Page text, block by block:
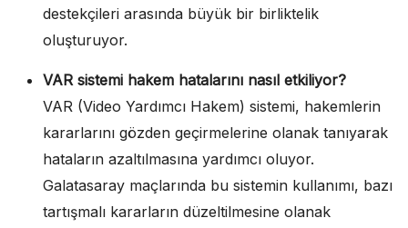
destekçileri arasında büyük bir birliktelik
oluşturuyor.
VAR sistemi hakem hatalarını nasıl etkiliyor?
VAR (Video Yardımcı Hakem) sistemi, hakemlerin
kararlarını gözden geçirmelerine olanak tanıyarak
hataların azaltılmasına yardımcı oluyor.
Galatasaray maçlarında bu sistemin kullanımı, bazı
tartışmalı kararların düzeltilmesine olanak